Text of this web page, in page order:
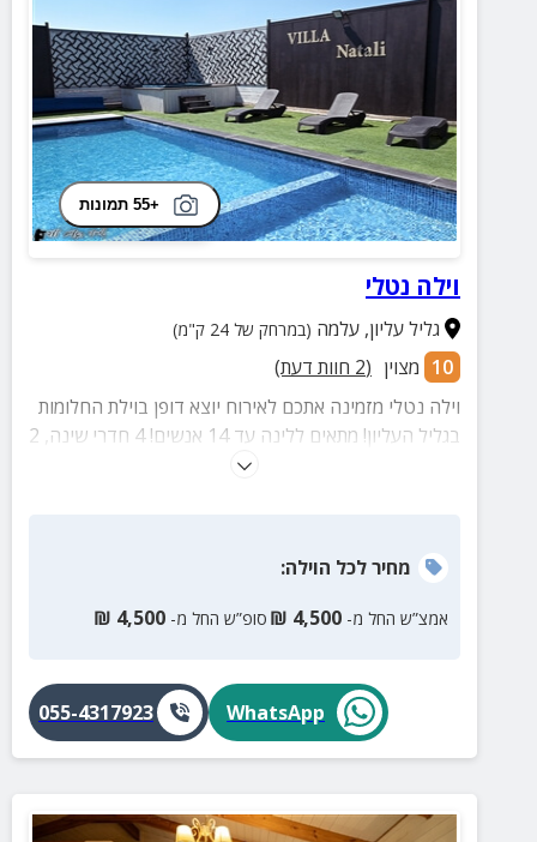
+55 תמונות
וילה נטלי
גליל עליון,עלמה (במרחק של 24 ק"מ)
10 מצוין (
2 חוות דעת)
וילה נטלי מזמינה אתכם לאירוח יוצא דופן בוילת החלומות
בגליל העליון! מתאים ללינה עד 14 אנשים! 4 חדרי שינה, 2
חדרי רחצה, 2 מתחמי חוץ עם בריכה מפנקת, מיטות שיזוף,
מחירלכל הוילה:
אמצ”ש החל מ- 4,500
₪ סופ”ש החל מ- 4,500
₪
WhatsApp
055-4317923